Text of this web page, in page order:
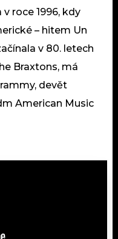
roce 1996, kdy
– hitem Un
v 80. letech
Braxtons, má
devět
American Music